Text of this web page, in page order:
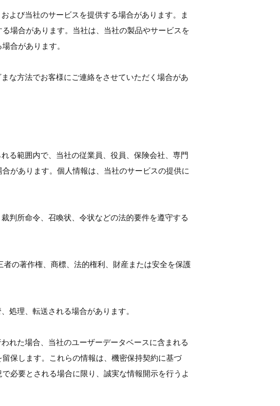
よび当社のサービスを提供する場合があります。ま
場合があります。当社は、当社の製品やサービスを
合があります。
な方法でお客様にご連絡をさせていただく場合があ
る範囲内で、当社の従業員、役員、保険会社、専門
があります。個人情報は、当社のサービスの提供に
判所命令、召喚状、令状などの法的要件を遵守する
者の著作権、商標、法的権利、財産または安全を保護
処理、転送される場合があります。
れた場合、当社のユーザーデータベースに含まれる
保します。これらの情報は、機密保持契約に基づ
必要とされる場合に限り、誠実な情報開示を行うよ